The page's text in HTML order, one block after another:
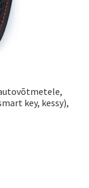
key, kessy),